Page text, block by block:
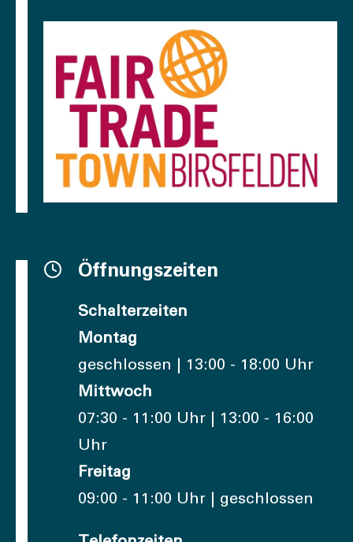
Öffnungszeiten
Schalterzeiten
Montag
geschlossen | 13:00 - 18:00 Uhr
Mittwoch
07:30 - 11:00 Uhr | 13:00 - 16:00
Uhr
Freitag
09:00 - 11:00 Uhr | geschlossen